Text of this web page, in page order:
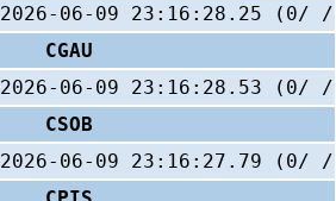
2026-06-09 23:16:28.25 (0/
CGAU
2026-06-09 23:16:28.53 (0/
CSOB
2026-06-09 23:16:27.79 (0/